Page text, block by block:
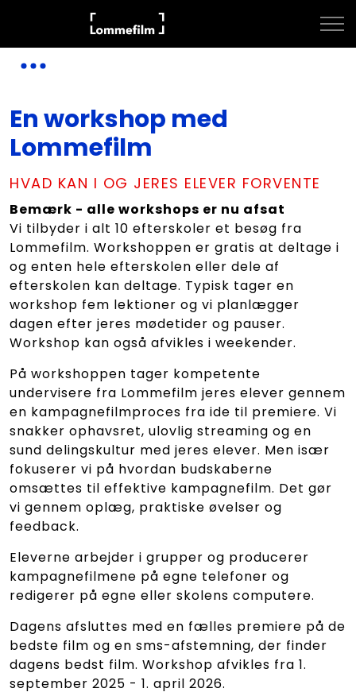
En workshop med
Lommefilm
HVAD KAN I OG JERES ELEVER FORVENTE
Bemærk - alle workshops er nu afsat
Vi tilbyder i alt 10 efterskoler et besøg fra
Lommefilm. Workshoppen er gratis at deltage i
og enten hele efterskolen eller dele af
efterskolen kan deltage. Typisk tager en
workshop fem lektioner og vi planlægger
dagen efter jeres mødetider og pauser.
Workshop kan også afvikles i weekender.
På workshoppen tager kompetente
undervisere fra Lommefilm jeres elever gennem
en kampagnefilmproces fra ide til premiere. Vi
snakker ophavsret, ulovlig streaming og en
sund delingskultur med jeres elever. Men især
fokuserer vi på hvordan budskaberne
omsættes til effektive kampagnefilm. Det gør
vi gennem oplæg, praktiske øvelser og
feedback.
Eleverne arbejder i grupper og producerer
kampagnefilmene på egne telefoner og
redigerer på egne eller skolens computere.
Dagens afsluttes med en fælles premiere på de
bedste film og en sms-afstemning, der finder
dagens bedst film. Workshop afvikles fra 1.
september 2025 - 1. april 2026.